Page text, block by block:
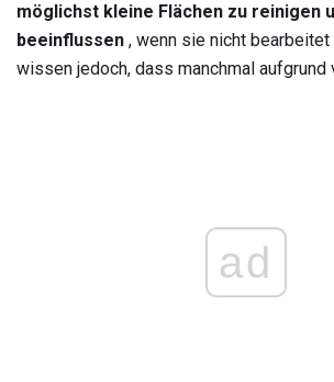
möglichst kleine Flächen zu reinigen
beeinflussen , wenn sie nicht
wissen jedoch, dass manchmal aufgrund
ad